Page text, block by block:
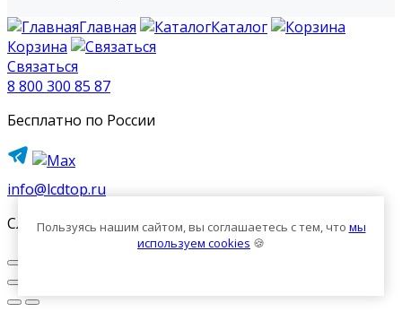
Главная
Каталог
Корзина
Связаться
8 800 300 85 87
Бесплатно по России
info@lcdtop.ru
Служба поддержки
Пользуясь нашим сайтом, вы соглашаетесь с тем, что мы
используем cookies 🍪